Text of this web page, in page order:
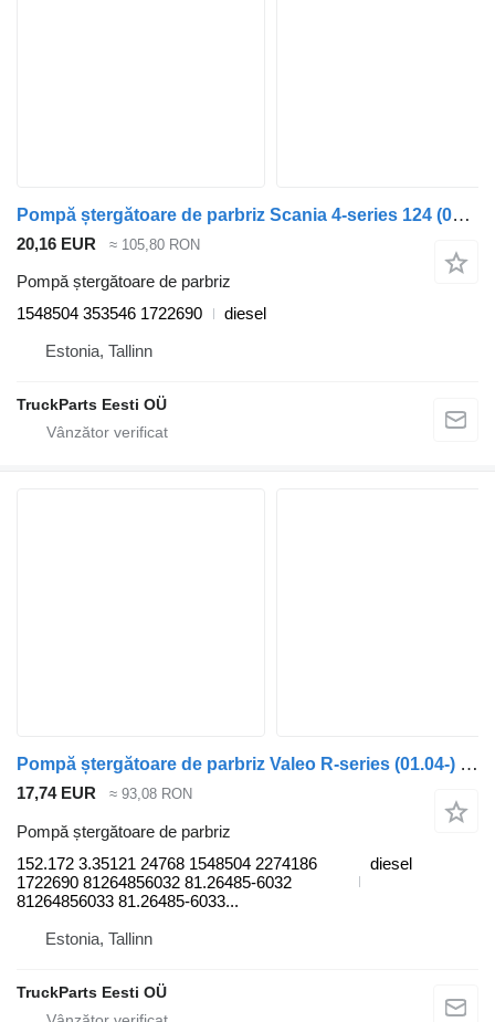
Pompă ștergătoare de parbriz Scania 4-series 124 (01.95-12.04) 1548504 pentru cap tractor Scania 4-series (1995-2006)
20,16 EUR ≈ 105,80 RON
Pompă ștergătoare de parbriz
1548504 353546 1722690
diesel
Estonia, Tallinn
TruckParts Eesti OÜ
Pompă ștergătoare de parbriz Valeo R-series (01.04-) 152.172 pentru cap tractor Scania P,G,R,T-series (2004-2017)
17,74 EUR ≈ 93,08 RON
Pompă ștergătoare de parbriz
152.172 3.35121 24768 1548504 2274186
1722690 81264856032 81.26485-6032
81264856033 81.26485-6033...
diesel
Estonia, Tallinn
TruckParts Eesti OÜ